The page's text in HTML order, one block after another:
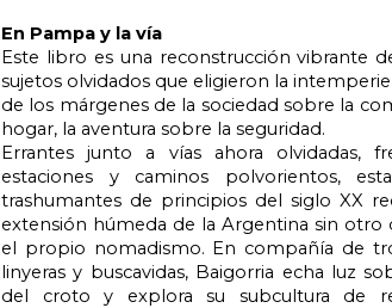
En Pampa y la vía
Este libro es una reconstrucción vibrante
sujetos olvidados que eligieron la
de los márgenes de la sociedad sobre la
hogar, la aventura sobre la seguridad.
Errantes junto a vías ahora olvidadas,
estaciones y caminos polvorientos,
trashumantes de principios del siglo XX
extensión húmeda de la Argentina sin otro
el propio nomadismo. En compañía de
linyeras y buscavidas, Baigorria echa luz
del croto y explora su subcultura de